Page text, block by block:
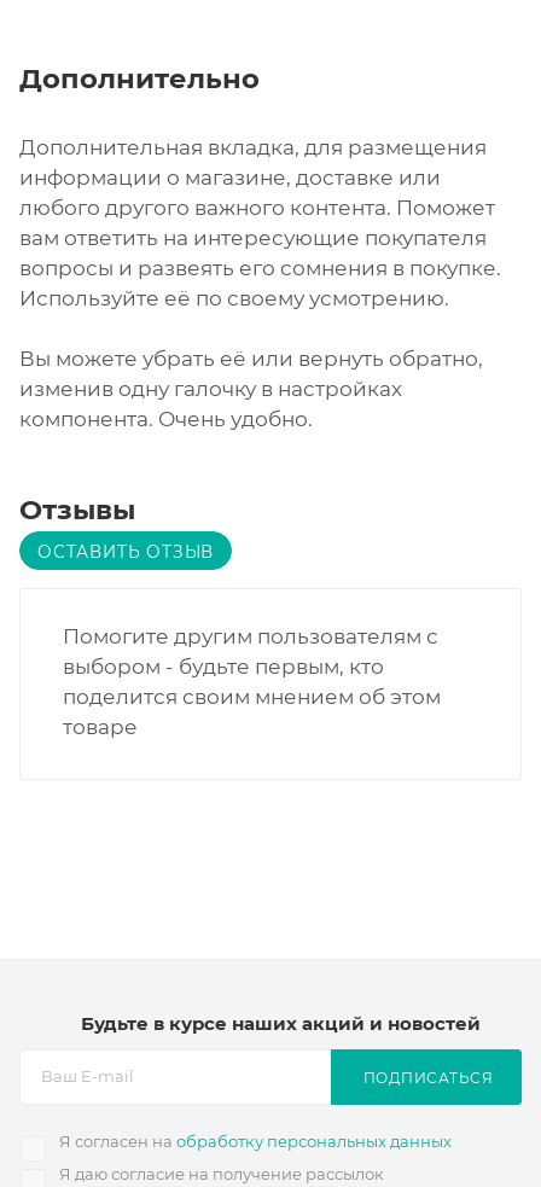
Дополнительно
Дополнительная вкладка, для размещения
информации о магазине, доставке или
любого другого важного контента. Поможет
вам ответить на интересующие покупателя
вопросы и развеять его сомнения в покупке.
Используйте её по своему усмотрению.
Вы можете убрать её или вернуть обратно,
изменив одну галочку в настройках
компонента. Очень удобно.
Отзывы
ОСТАВИТЬ ОТЗЫВ
Помогите другим пользователям с
выбором - будьте первым, кто
поделится своим мнением об этом
товаре
Будьте в курсе наших акций и новостей
Я согласен на обработку персональных данных
Я даю согласие на получение рассылок
ПОДПИСАТЬСЯ